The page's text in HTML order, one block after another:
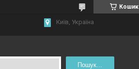
Кошик
Київ, Україна
Пошук...